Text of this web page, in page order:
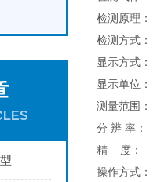
检测原理：
检测方式：
显示方式：
显示单位：
测量范围：
分 辨 率：
精 度：
操作方式：